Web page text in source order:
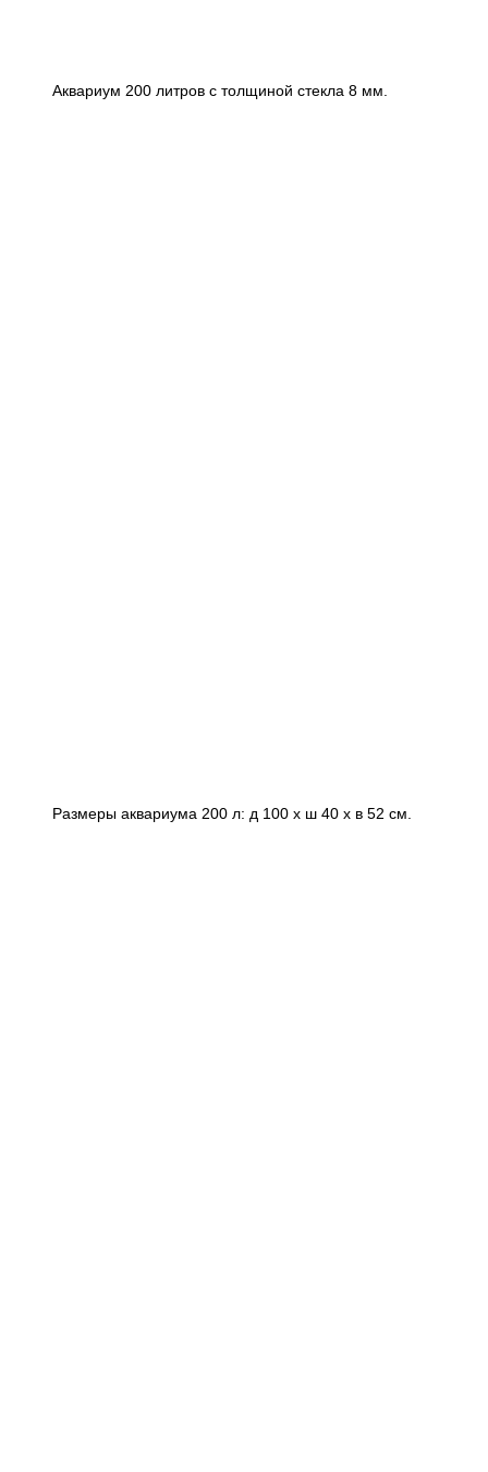
Аквариум 200 литров с толщиной стекла 8 мм.
Размеры аквариума 200 л: д 100 х ш 40 х в 52 см.